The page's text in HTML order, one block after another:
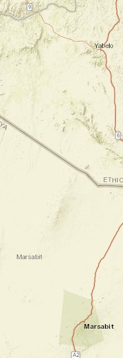
votre
journées dans les
Sambaru.
et singes
(2660m) - Old
chauffeur par la
du Mont Kenya
du parc
Prise en charge
pour le début du
environ sur 10
à travers une
peuplée de singes
nique en chemin.
à Ol Moses Camp
et nuit en tente
marche / Dénivelé :